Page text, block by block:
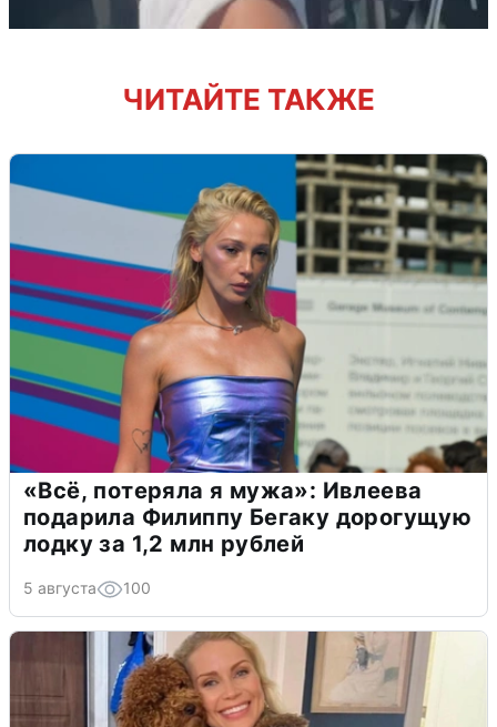
ЧИТАЙТЕ ТАКЖЕ
«Всё, потеряла я мужа»: Ивлеева
подарила Филиппу Бегаку дорогущую
лодку за 1,2 млн рублей
5 августа 100